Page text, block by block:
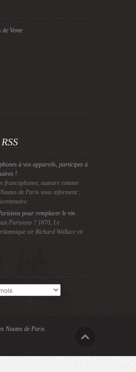
Vente
à vos appareils, participez à
!
francophones, auteurs comme
de Paris vous informent :
pour remplacer le vin
Parisiens ? 1870, Le
sir Richard Wallace vit
Nautes de Paris